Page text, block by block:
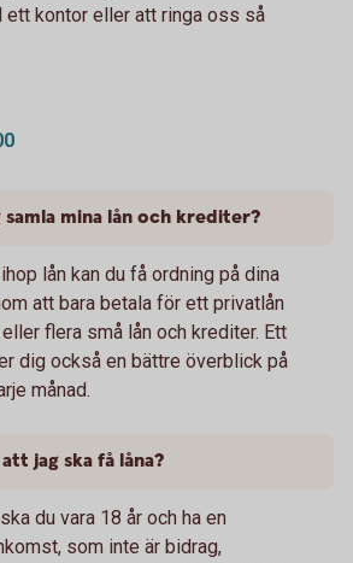
ett kontor eller att ringa oss så
samla mina lån och krediter?
lån kan du få ordning på dina
att bara betala för ett privatlån
flera små lån och krediter. Ett
dig också en bättre överblick på
månad.
jag ska få låna?
du vara 18 år och ha en
som inte är bidrag,